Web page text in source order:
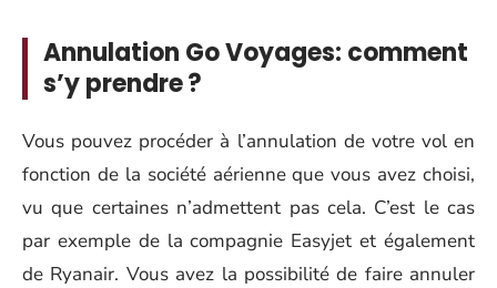
Annulation Go Voyages: comment
s’y prendre ?
Vous pouvez procéder à l’annulation de votre vol en
fonction de la société aérienne que vous avez choisi,
vu que certaines n’admettent pas cela. C’est le cas
par exemple de la compagnie Easyjet et également
de Ryanair. Vous avez la possibilité de faire annuler